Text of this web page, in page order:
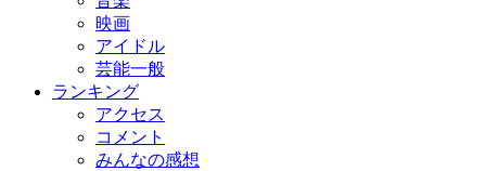
映画
アイドル
芸能一般
ランキング
アクセス
コメント
みんなの感想